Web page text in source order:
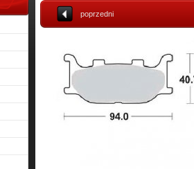
poprzedni